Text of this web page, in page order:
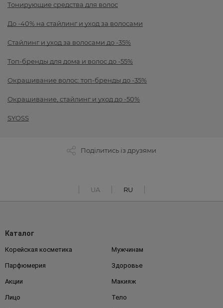
Тонирующие средства для волос
До -40% на стайлинг и уход за волосами
Стайлинг и уход за волосами до -35%
Топ-бренды для дома и волос до -55%
Окрашивание волос: топ-бренды до -35%
Окрашивание, стайлинг и уход до -50%
SYOSS
Поділитись із друзями
UA RU
Каталог
Корейская косметика Мужчинам
Парфюмерия Здоровье
Акции Макияж
Лицо Тело